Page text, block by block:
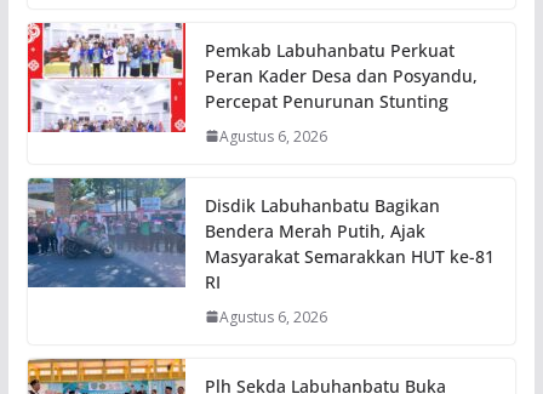
Pemkab Labuhanbatu Perkuat
Peran Kader Desa dan Posyandu,
Percepat Penurunan Stunting
Agustus 6, 2026
Disdik Labuhanbatu Bagikan
Bendera Merah Putih, Ajak
Masyarakat Semarakkan HUT ke-81
RI
Agustus 6, 2026
Plh Sekda Labuhanbatu Buka